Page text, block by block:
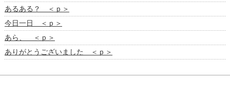
あるある？ ＜ｐ＞
今日一日 ＜ｐ＞
あら、 ＜ｐ＞
ありがとうございました ＜ｐ＞